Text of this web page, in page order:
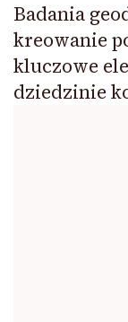
Badania
kreowanie
kluczowe
dziedzinie